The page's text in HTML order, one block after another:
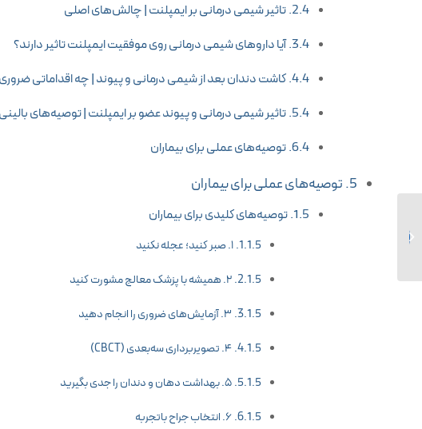
تاثیر شیمی درمانی بر ایمپلنت | چالش‌های اصلی
آیا داروهای شیمی درمانی روی موفقیت ایمپلنت تاثیر دارند؟
کاشت دندان بعد از شیمی درمانی و پیوند | چه اقداماتی
تاثیر شیمی درمانی و پیوند عضو بر ایمپلنت | توصیه‌های
توصیه‌های عملی برای بیماران
توصیه‌های عملی برای بیماران
توصیه‌های کلیدی برای بیماران
۱. صبر کنید؛ عجله نکنید
۲. همیشه با پزشک معالج مشورت کنید
۳. آزمایش‌های ضروری را انجام دهید
۴. تصویربرداری سه‌بعدی (CBCT)
۵. بهداشت دهان و دندان را جدی بگیرید
۶. انتخاب جراح باتجربه
عوارض عمل بینی در سن
پایین | آیا جراحی بینی زیر 18
سال ضرر دارد؟...